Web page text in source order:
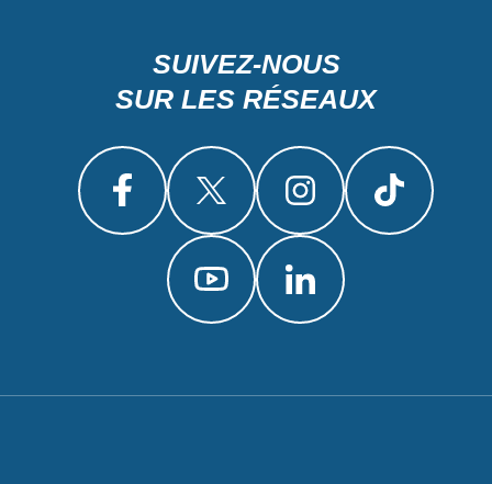
SUIVEZ-NOUS
SUR LES RÉSEAUX